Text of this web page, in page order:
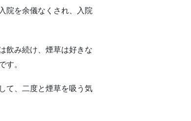
院を余儀なくされ、入院
飲み続け、煙草は好きな
す。
て、二度と煙草を吸う気